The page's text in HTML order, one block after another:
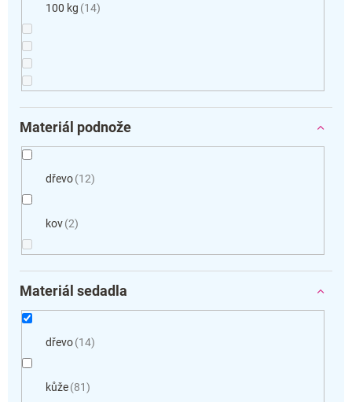
100 kg 14
Materiál podnože
dřevo 12
kov 2
Materiál sedadla
dřevo 14
kůže 81